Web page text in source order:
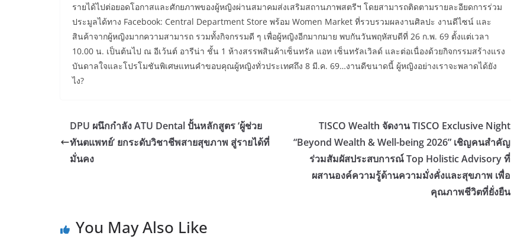
รายได้ไปต่อยอดโอกาสและศักยภาพของผู้หญิงผ่านสมาคมส่งเสริมสถานภาพสตรีฯ โดยสามารถติดตามรายละอียดการร่วม
ประมูลได้ทาง Facebook: Central Department Store พร้อม Women Market ที่รวบรวมผลงานศิลปะ งานดีไซน์ และ
สินค้าจากผู้หญิงมากความสามารถ รวมทั้งกิจกรรมดี ๆ เพื่อผู้หญิงอีกมากมาย พบกันวันพฤหัสบดีที่ 26 ก.พ. 69 ตั้งแต่เวลา
10.00 น. เป็นต้นไป ณ อีเว้นต์ อารีน่า ชั้น 1 ห้างสรรพสินค้าเซ็นทรัล แอท เซ็นทรัลเวิลด์ และต่อเนื่องด้วยกิจกรรมสร้างแรง
บันดาลใจและโปรโมชันพิเศษแทนคำขอบคุณผู้หญิงทั่วประเทศถึง 8 มี.ค. 69…งานดีขนาดนี้ ผู้หญิงอย่างเราจะพลาดได้ยัง
ไง?
DPU ผนึกกำลัง ATU Dental ปั้นหลักสูตร ‘ผู้ช่วย
ทันตแพทย์’ ยกระดับวิชาชีพสายสุขภาพ สู่รายได้ที่
มั่นคง
TISCO Wealth จัดงาน TISCO Exclusive Night
“Beyond Wealth & Well-being 2026” เชิญคนสำคัญ
ร่วมสัมผัสประสบการณ์ Top Holistic Advisory ที่
ผสานองค์ความรู้ด้านความมั่งคั่งและสุขภาพ เพื่อ
คุณภาพชีวิตที่ยั่งยืน
You May Also Like